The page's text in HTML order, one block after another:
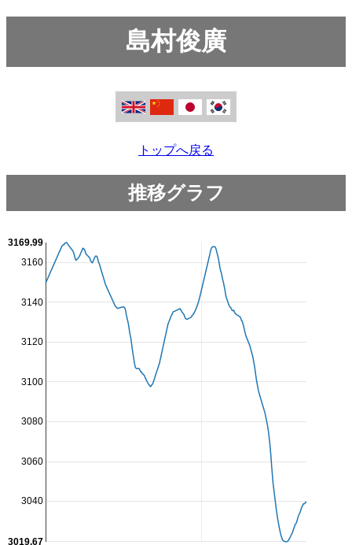
島村俊廣
トップへ戻る
推移グラフ
3040
3060
3080
3100
3120
3140
3160
3019.67
3169.99